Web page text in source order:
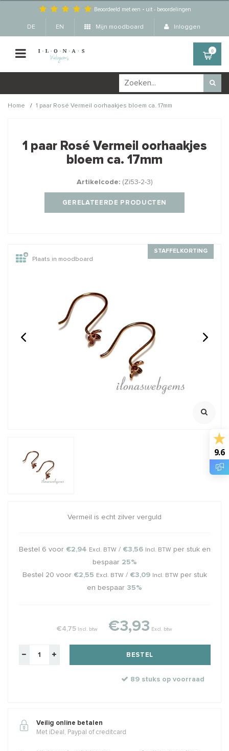
Beoordeeld met een - uit -beoordelingen
DE EN Mijn moodboard Inloggen
0
Home / 1 paar Rosé Vermeil oorhaakjes bloem ca. 17mm
producten ook interessant
voor je?
14/20 Rosé Gold filled
oogje open ca.
Klik voor staffelkorting
mechanisme
Klik voor youtube filmpje
Klik voor staffelkorting
€1,35 Incl. btw
€1,12
1 paar Rosé Vermeil oorhaakjes
bloem ca. 17mm
Artikelcode:(Zi53-2-3)
GERELATEERDE PRODUCTEN
STAFFELKORTING
Plaats in moodboard
Vermeil is echt zilver verguld
Bestel 6 voor €2,94 Excl. BTW / €3,56 Incl. BTW per stuk en
bespaar 25%
Bestel 20 voor €2,55 Excl. BTW / €3,09 Incl. BTW per stuk
en bespaar 35%
€4,75 Incl. btw €3,93 Excl. btw
BESTEL
89 stuks op voorraad
Veilig online betalen
Met iDeal, Paypal of creditcard
9.6